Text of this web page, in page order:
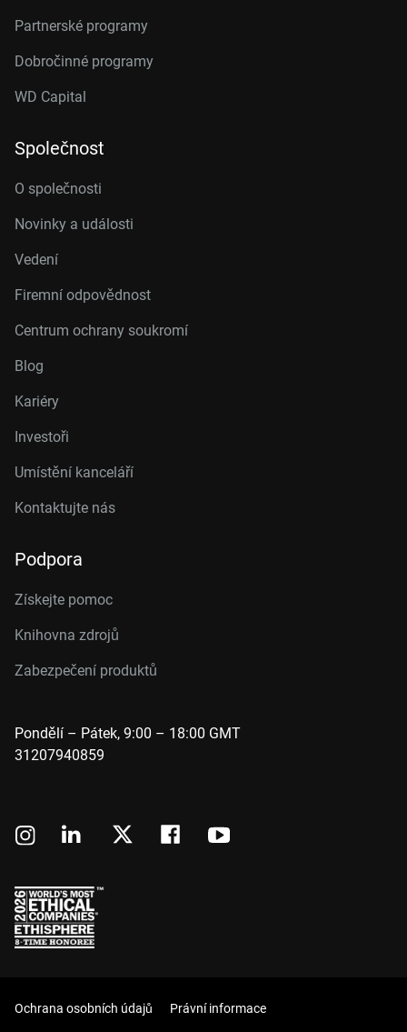
Partnerské programy
Dobročinné programy
WD Capital
Společnost
O společnosti
Novinky a události
Vedení
Firemní odpovědnost
Centrum ochrany soukromí
Blog
Kariéry
Investoři
Umístění kanceláří
Kontaktujte nás
Podpora
Získejte pomoc
Knihovna zdrojů
Zabezpečení produktů
Pondělí – Pátek, 9:00 – 18:00 GMT
31207940859
Ochrana osobních údajů Právní informace